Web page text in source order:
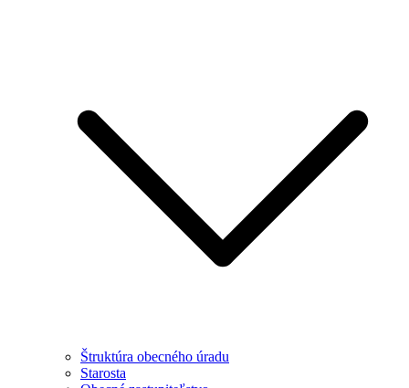
Štruktúra obecného úradu
Starosta